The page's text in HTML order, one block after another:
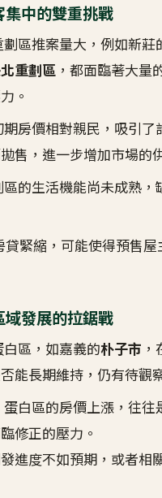
中的雙重挑戰
區推案量大，例如新莊
重劃區 ，都面臨著大量
。
房價相對親民，吸引
售，進一步增加市場的
區的生活機能尚未成熟
貸緊縮，可能使得預售
發展的拉鋸戰
區，如嘉義的朴子市
能長期維持，仍有待觀
蛋白區的房價上漲，往
修正的壓力。
進度不如預期，或者相